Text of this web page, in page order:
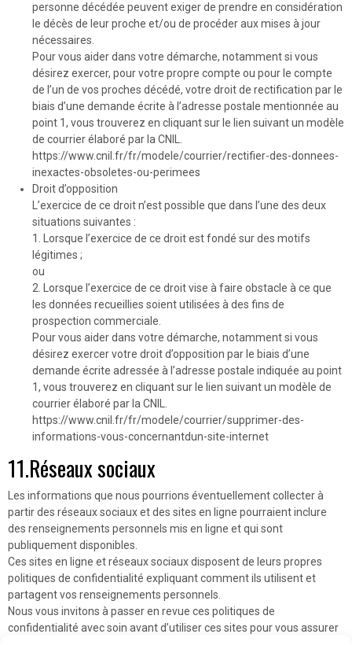
personne décédée peuvent exiger de prendre en considération
le décès de leur proche et/ou de procéder aux mises à jour
nécessaires.
Pour vous aider dans votre démarche, notamment si vous
désirez exercer, pour votre propre compte ou pour le compte
de l’un de vos proches décédé, votre droit de rectification par le
biais d’une demande écrite à l’adresse postale mentionnée au
point 1, vous trouverez en cliquant sur le lien suivant un modèle
de courrier élaboré par la CNIL.
https://www.cnil.fr/fr/modele/courrier/rectifier-des-donnees-
inexactes-obsoletes-ou-perimees
Droit d’opposition
L’exercice de ce droit n’est possible que dans l’une des deux
situations suivantes :
1. Lorsque l’exercice de ce droit est fondé sur des motifs
légitimes ;
ou
2. Lorsque l’exercice de ce droit vise à faire obstacle à ce que
les données recueillies soient utilisées à des fins de
prospection commerciale.
Pour vous aider dans votre démarche, notamment si vous
désirez exercer votre droit d’opposition par le biais d’une
demande écrite adressée à l’adresse postale indiquée au point
1, vous trouverez en cliquant sur le lien suivant un modèle de
courrier élaboré par la CNIL.
https://www.cnil.fr/fr/modele/courrier/supprimer-des-
informations-vous-concernantdun-site-internet
11.Réseaux sociaux
Les informations que nous pourrions éventuellement collecter à
partir des réseaux sociaux et des sites en ligne pourraient inclure
des renseignements personnels mis en ligne et qui sont
publiquement disponibles.
Ces sites en ligne et réseaux sociaux disposent de leurs propres
politiques de confidentialité expliquant comment ils utilisent et
partagent vos renseignements personnels.
Nous vous invitons à passer en revue ces politiques de
confidentialité avec soin avant d’utiliser ces sites pour vous assurer